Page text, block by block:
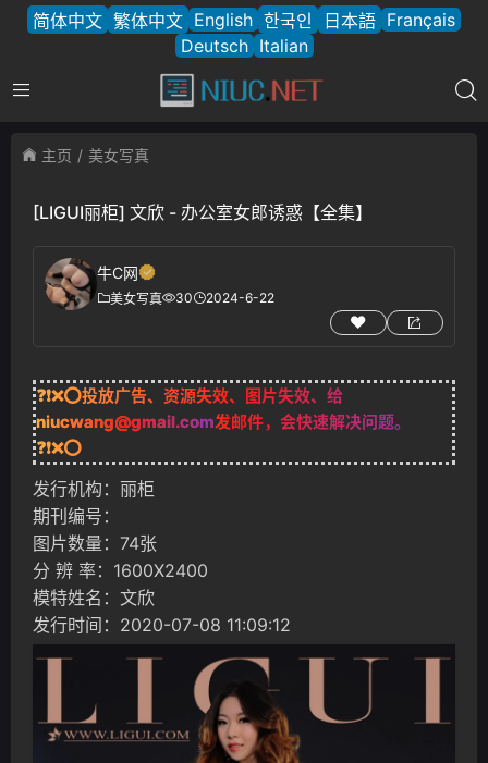
简体中文 繁体中文 English 한국인 日本語 Français
Deutsch Italian
主页 美女写真
[LIGUI丽柜] 文欣 - 办公室女郎诱惑【全集】
牛C网
美女写真 30 2024-6-22
❓❗❌⭕投放广告、资源失效、图片失效、给
niucwang@gmail.com发邮件，会快速解决问题。
❓❗❌⭕
发行机构：丽柜
期刊编号：
图片数量：74张
分 辨 率：1600X2400
模特姓名：文欣
发行时间：2020-07-08 11:09:12